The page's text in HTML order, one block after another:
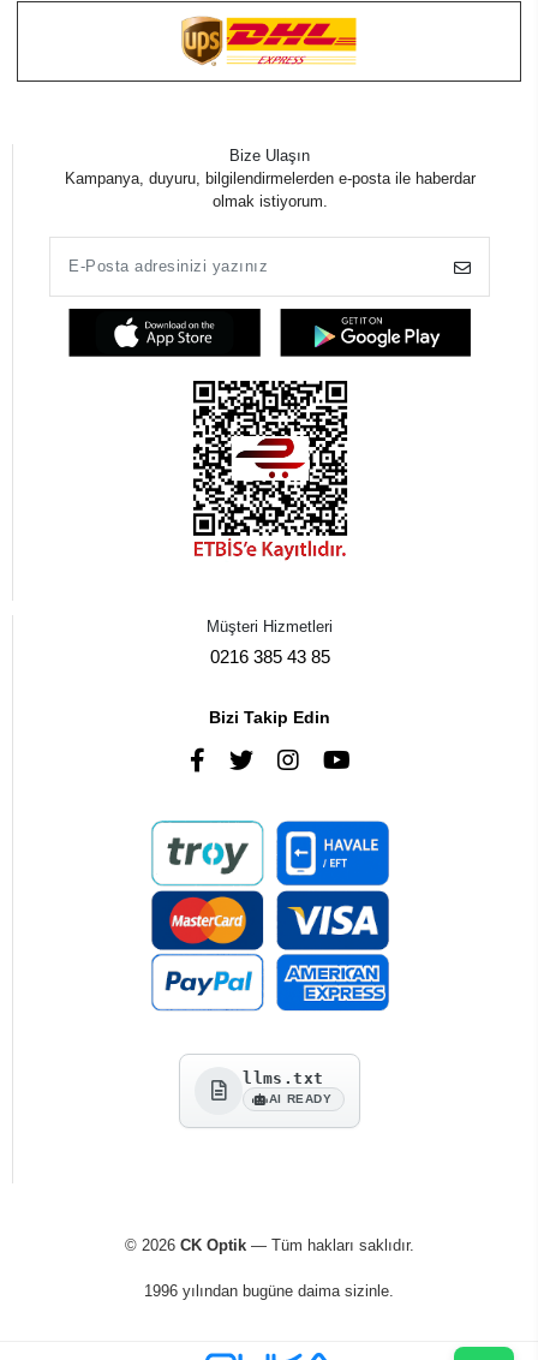
Bize Ulaşın
Kampanya, duyuru, bilgilendirmelerden e-posta ile haberdar
olmak istiyorum.
Müşteri Hizmetleri
0216 385 43 85
Bizi Takip Edin
llms.txt
AI READY
© 2026 CK Optik— Tüm hakları saklıdır.
1996 yılından bugüne daima sizinle.